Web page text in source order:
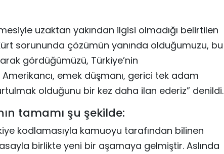
uzaktan yakından ilgisi olmadığı belirtilen
sorununda çözümün yanında olduğumuzu, bu
gördüğümüzü, Türkiye’nin
emek düşmanı, gerici tek adam
olduğunu bir kez daha ilan ederiz” denildi.
tamamı şu şekilde:
kodlamasıyla kamuoyu tarafından bilinen
birlikte yeni bir aşamaya gelmiştir. Aslında